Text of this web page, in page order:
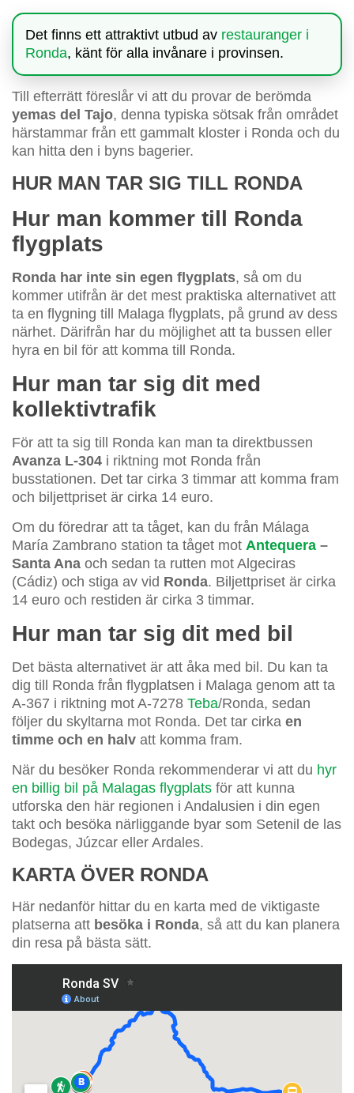
Det finns ett attraktivt utbud av restauranger i
Ronda, känt för alla invånare i provinsen.
Till efterrätt föreslår vi att du provar de berömda
yemas del Tajo, denna typiska sötsak från området
härstammar från ett gammalt kloster i Ronda och du
kan hitta den i byns bagerier.
HUR MAN TAR SIG TILL RONDA
Hur man kommer till Ronda
flygplats
Ronda har inte sin egen flygplats, så om du
kommer utifrån är det mest praktiska alternativet att
ta en flygning till Malaga flygplats, på grund av dess
närhet. Därifrån har du möjlighet att ta bussen eller
hyra en bil för att komma till Ronda.
Hur man tar sig dit med
kollektivtrafik
För att ta sig till Ronda kan man ta direktbussen
Avanza L-304 i riktning mot Ronda från
busstationen. Det tar cirka 3 timmar att komma fram
och biljettpriset är cirka 14 euro.
Om du föredrar att ta tåget, kan du från Málaga
María Zambrano station ta tåget mot Antequera –
Santa Ana och sedan ta rutten mot Algeciras
(Cádiz) och stiga av vid Ronda. Biljettpriset är cirka
14 euro och restiden är cirka 3 timmar.
Hur man tar sig dit med bil
Det bästa alternativet är att åka med bil. Du kan ta
dig till Ronda från flygplatsen i Malaga genom att ta
A-367 i riktning mot A-7278 Teba/Ronda, sedan
följer du skyltarna mot Ronda. Det tar cirka en
timme och en halv att komma fram.
När du besöker Ronda rekommenderar vi att du hyr
en billig bil på Malagas flygplats för att kunna
utforska den här regionen i Andalusien i din egen
takt och besöka närliggande byar som Setenil de las
Bodegas, Júzcar eller Ardales.
KARTA ÖVER RONDA
Här nedanför hittar du en karta med de viktigaste
platserna att besöka i Ronda, så att du kan planera
din resa på bästa sätt.